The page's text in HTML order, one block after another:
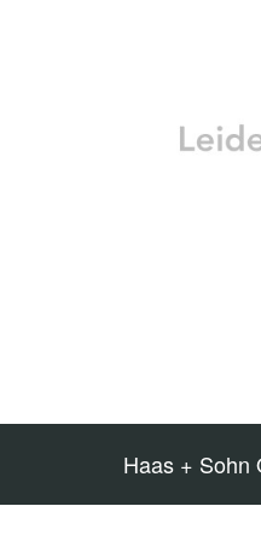
Haas +